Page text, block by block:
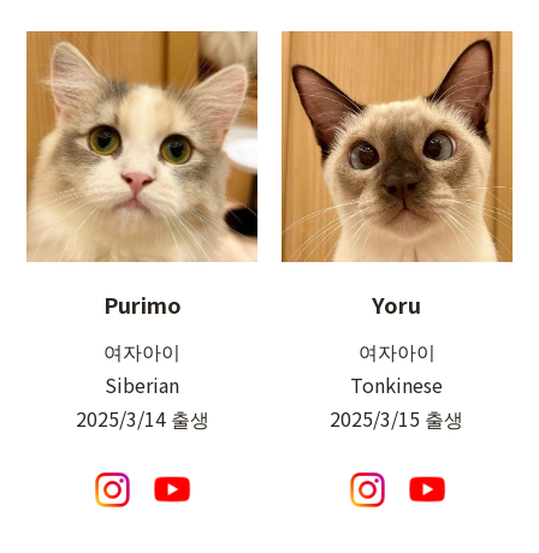
Purimo
여자아이
Siberian
2025/3/14 출생
Yoru
여자아이
Tonkinese
2025/3/15 출생